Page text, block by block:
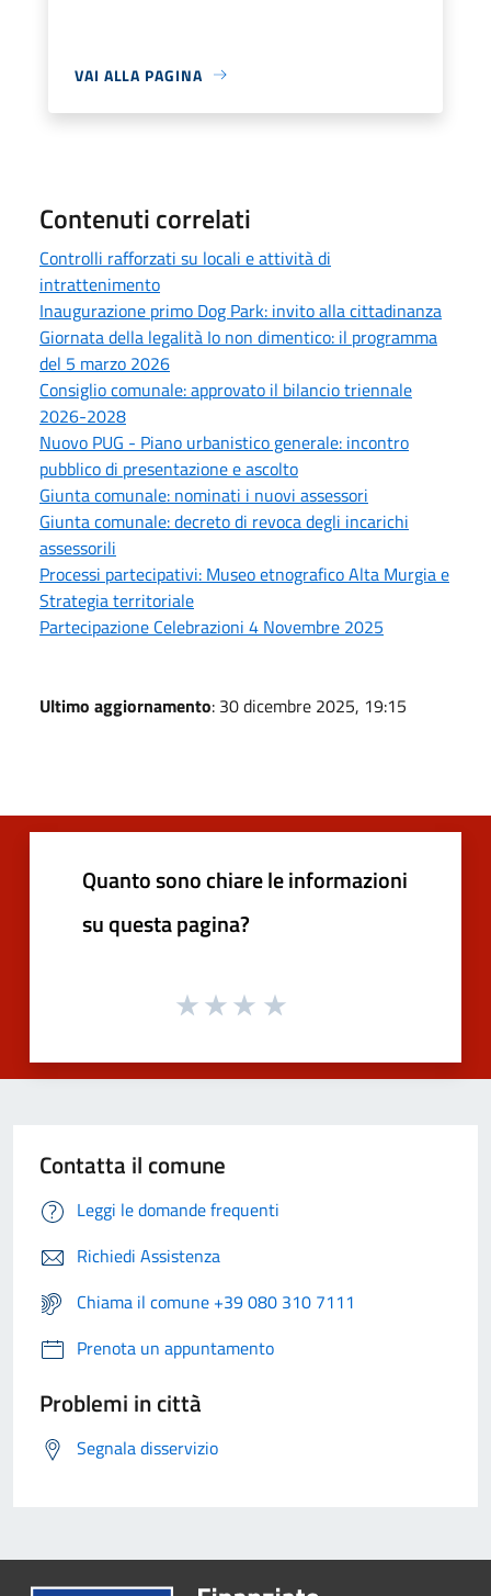
VAI ALLA PAGINA
Contenuti correlati
Controlli rafforzati su locali e attività di
intrattenimento
Inaugurazione primo Dog Park: invito alla cittadinanza
Giornata della legalità Io non dimentico: il programma
del 5 marzo 2026
Consiglio comunale: approvato il bilancio triennale
2026-2028
Nuovo PUG - Piano urbanistico generale: incontro
pubblico di presentazione e ascolto
Giunta comunale: nominati i nuovi assessori
Giunta comunale: decreto di revoca degli incarichi
assessorili
Processi partecipativi: Museo etnografico Alta Murgia e
Strategia territoriale
Partecipazione Celebrazioni 4 Novembre 2025
Ultimo aggiornamento: 30 dicembre 2025, 19:15
Quanto sono chiare le informazioni
su questa pagina?
Contatta il comune
Leggi le domande frequenti
Richiedi Assistenza
Chiama il comune +39 080 310 7111
Prenota un appuntamento
Problemi in città
Segnala disservizio